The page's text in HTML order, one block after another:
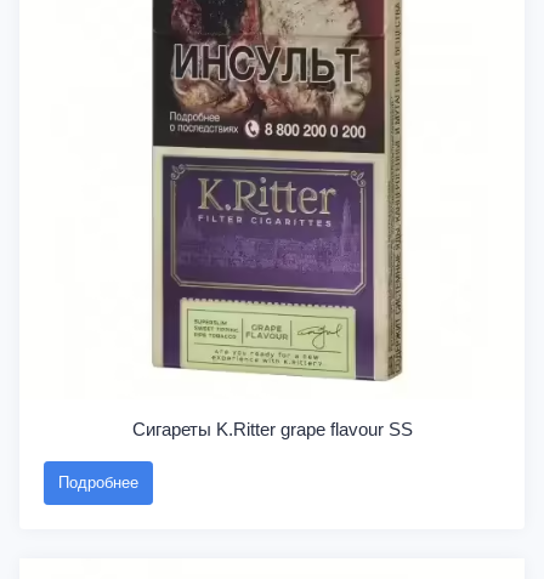
Сигареты K.Ritter grape flavour SS
Подробнее